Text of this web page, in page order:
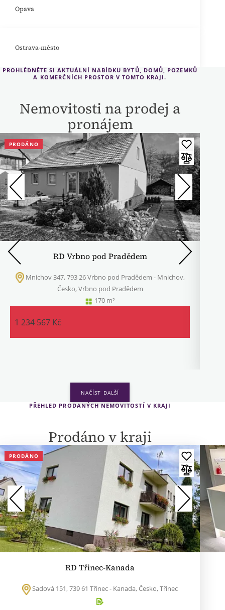
Opava
Ostrava-město
PROHLÉDNĚTE SI AKTUÁLNÍ NABÍDKU BYTŮ, DOMŮ, POZEMKŮ
A KOMERČNÍCH PROSTOR V TOMTO KRAJI.
Nemovitosti na prodej a
pronájem
PRODÁNO
RD Vrbno pod Pradědem
Mnichov 347, 793 26 Vrbno pod Pradědem - Mnichov,
Česko, Vrbno pod Pradědem
170 m²
1 234 567 Kč
PŘEHLED PRODANÝCH NEMOVITOSTÍ V KRAJI
Prodáno v kraji
PRODÁNO
RD Třinec-Kanada
Sadová 151, 739 61 Třinec - Kanada, Česko, Třinec